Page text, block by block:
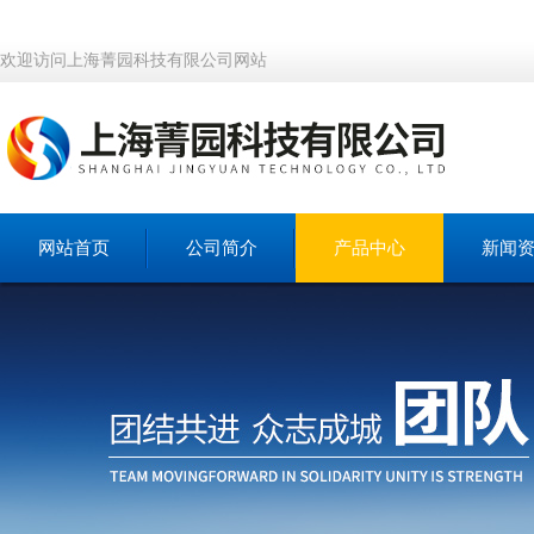
欢迎访问上海菁园科技有限公司网站
网站首页 公司简介 产品中心 新闻